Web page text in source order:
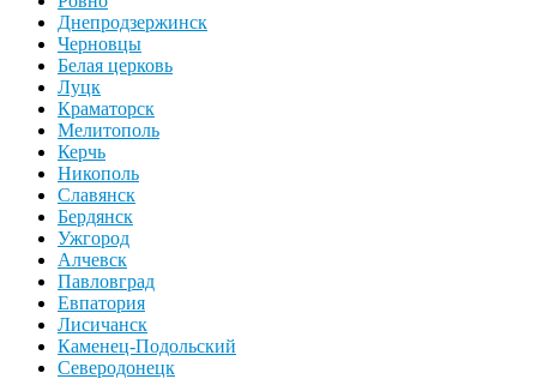
Днепродзержинск
Черновцы
Белая церковь
Луцк
Краматорск
Мелитополь
Керчь
Никополь
Славянск
Бердянск
Ужгород
Алчевск
Павловград
Евпатория
Лисичанск
Каменец-Подольский
Северодонецк